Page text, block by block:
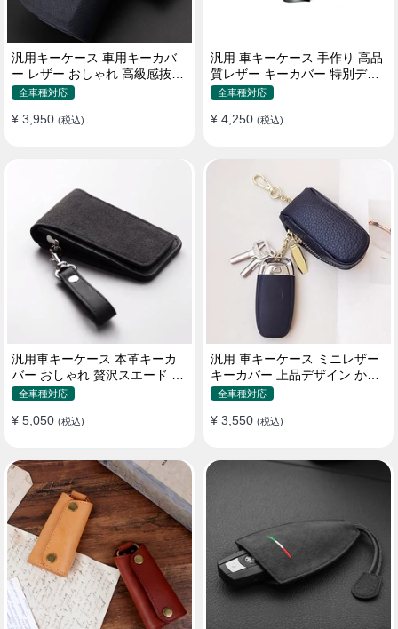
汎用キーケース 車用キーカバ
ー レザー おしゃれ 高級感抜群
ロゴオーダーメイド
全車種対応
¥ 3,950 (税込)
汎用 車キーケース 手作り 高品
質レザー キーカバー 特別デザ
イン 手触りいい
全車種対応
¥ 4,250 (税込)
汎用車キーケース 本革キーカ
バー おしゃれ 贅沢スエード 格
好良いデザイン
全車種対応
¥ 5,050 (税込)
汎用 車キーケース ミニレザー
キーカバー 上品デザイン かわ
いい マカロン色
全車種対応
¥ 3,550 (税込)